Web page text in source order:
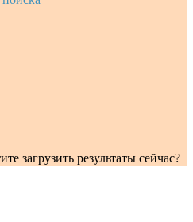
загрузить результаты сейчас?